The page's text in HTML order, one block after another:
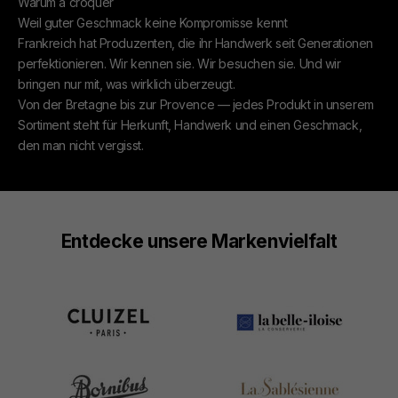
Weil guter Geschmack keine Kompromisse kennt
Frankreich hat Produzenten, die ihr Handwerk seit Generationen
perfektionieren. Wir kennen sie. Wir besuchen sie. Und wir
bringen nur mit, was wirklich überzeugt.
Von der Bretagne bis zur Provence — jedes Produkt in unserem
Sortiment steht für Herkunft, Handwerk und einen Geschmack,
den man nicht vergisst.
Entdecke unsere Markenvielfalt